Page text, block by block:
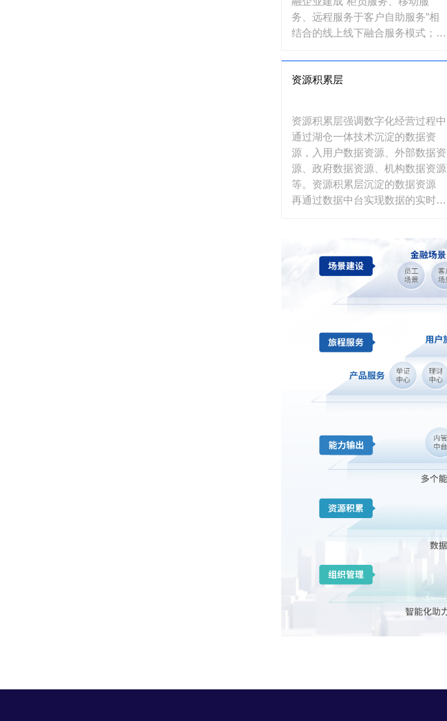
务、远程服务于客户自助服务”相
结合的线上线下融合服务模式；另
泛开展跨行业合作，建立社群、供
应链、交易市场等不同领域的融合
实现场景与用户的连接，满足用户
所需，赋能产业发展。
资源积累层
资源积累层强调数字化经营过程中
通过湖仓一体技术沉淀的数据资
源，入用户数据资源、外部数据资
源、政府数据资源、机构数据资源
等。资源积累层沉淀的数据资源
再通过数据中台实现数据的实时分